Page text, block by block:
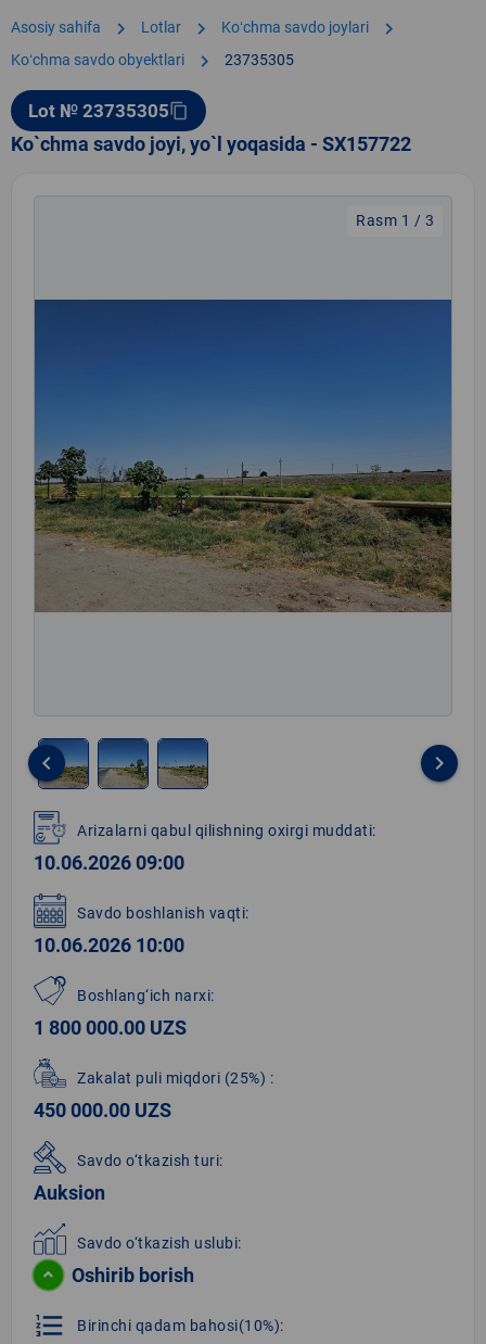
Asosiy sahifa chevron_right Lotlar chevron_right Koʻchma savdo joylari chevron_right
Koʻchma savdo obyektlari chevron_right 23735305
Lot № 23735305content_copy
Ko`chma savdo joyi, yo`l yoqasida - SX157722
Rasm 1 / 3
1
of
3
keyboard_arrow_left keyboard_arrow_right
Arizalarni qabul qilishning oxirgi muddati:
10.06.2026 09:00
Savdo boshlanish vaqti:
10.06.2026 10:00
Boshlang‘ich narxi:
1 800 000.00 UZS
Zakalat puli miqdori (25%) :
450 000.00 UZS
Savdo o‘tkazish turi:
Auksion
Savdo o‘tkazish uslubi:
Oshirib borish
format_list_numbered Birinchi qadam bahosi(10%):